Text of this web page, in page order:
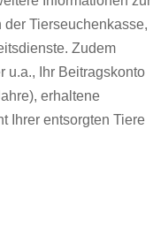
Tierseuchenkasse,
Zudem
u.a., Ihr Beitragskonto
erhaltene
Ihrer entsorgten Tiere